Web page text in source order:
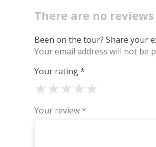
There are no
Been on the tour? Share your
Your email address will not be
Your rating*
★
★
★
★
★
Your review *